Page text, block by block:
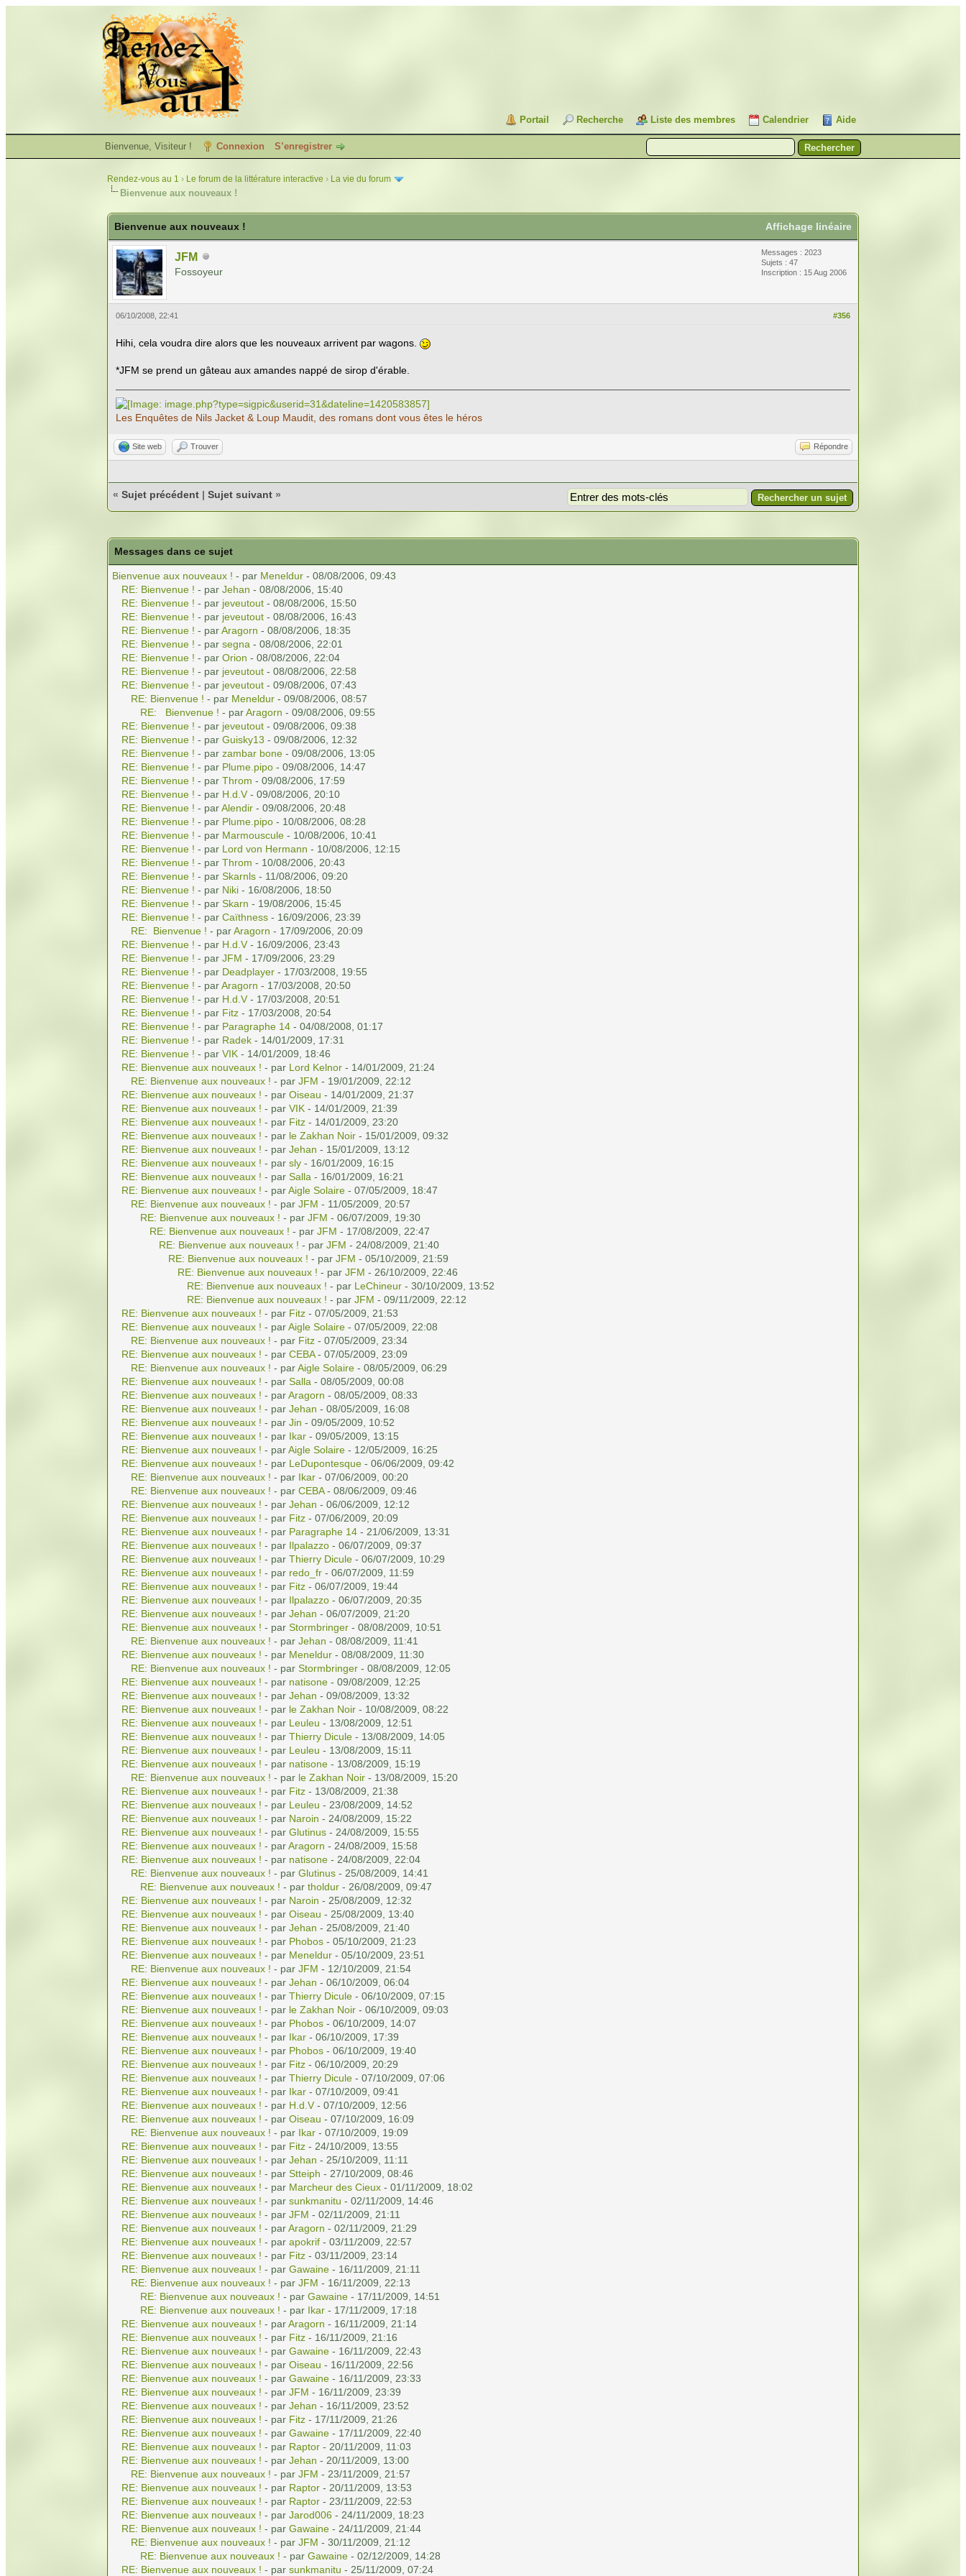
Portail Recherche Liste des membres Calendrier Aide
Bienvenue, Visiteur ! Connexion S’enregistrer
Rendez-vous au 1 › Le forum de la littérature interactive › La vie du forum
Bienvenue aux nouveaux !
Affichage linéaire
Bienvenue aux nouveaux !
JFM
Fossoyeur
Messages : 2023
Sujets : 47
Inscription : 15 Aug 2006
#356
06/10/2008, 22:41
Hihi, cela voudra dire alors que les nouveaux arrivent par wagons.
*JFM se prend un gâteau aux amandes nappé de sirop d'érable.
Les Enquêtes de Nils Jacket & Loup Maudit, des romans dont vous êtes le héros
Site web Trouver Répondre
« Sujet précédent| Sujet suivant»
Messages dans ce sujet
Bienvenue aux nouveaux ! - par Meneldur- 08/08/2006, 09:43
RE: Bienvenue ! - par Jehan - 08/08/2006, 15:40
RE: Bienvenue ! - par jeveutout- 08/08/2006, 15:50
RE: Bienvenue ! - par jeveutout- 08/08/2006, 16:43
RE: Bienvenue ! - parAragorn - 08/08/2006, 18:35
RE: Bienvenue ! - par segna - 08/08/2006, 22:01
RE: Bienvenue ! - par Orion - 08/08/2006, 22:04
RE: Bienvenue ! - par jeveutout- 08/08/2006, 22:58
RE: Bienvenue ! - par jeveutout- 09/08/2006, 07:43
RE: Bienvenue ! - par Meneldur- 09/08/2006, 08:57
RE: Bienvenue ! - parAragorn - 09/08/2006, 09:55
RE: Bienvenue ! - par jeveutout- 09/08/2006, 09:38
RE: Bienvenue ! - par Guisky13 - 09/08/2006, 12:32
RE: Bienvenue ! - par zambar bone- 09/08/2006, 13:05
RE: Bienvenue ! - par Plume.pipo- 09/08/2006, 14:47
RE: Bienvenue ! - par Throm - 09/08/2006, 17:59
RE: Bienvenue ! - par H.d.V- 09/08/2006, 20:10
RE: Bienvenue ! - parAlendir- 09/08/2006, 20:48
RE: Bienvenue ! - par Plume.pipo- 10/08/2006, 08:28
RE: Bienvenue ! - par Marmouscule- 10/08/2006, 10:41
RE: Bienvenue ! - par Lord von Hermann - 10/08/2006, 12:15
RE: Bienvenue ! - par Throm - 10/08/2006, 20:43
RE: Bienvenue ! - par Skarnls- 11/08/2006, 09:20
RE: Bienvenue ! - par Niki- 16/08/2006, 18:50
RE: Bienvenue ! - par Skarn - 19/08/2006, 15:45
RE: Bienvenue ! - par Caïthness- 16/09/2006, 23:39
RE: Bienvenue ! - parAragorn - 17/09/2006, 20:09
RE: Bienvenue ! - par H.d.V- 16/09/2006, 23:43
RE: Bienvenue ! - par JFM - 17/09/2006, 23:29
RE: Bienvenue ! - par Deadplayer- 17/03/2008, 19:55
RE: Bienvenue ! - parAragorn - 17/03/2008, 20:50
RE: Bienvenue ! - par H.d.V- 17/03/2008, 20:51
RE: Bienvenue ! - par Fitz- 17/03/2008, 20:54
RE: Bienvenue ! - par Paragraphe 14- 04/08/2008, 01:17
RE: Bienvenue ! - par Radek- 14/01/2009, 17:31
RE: Bienvenue ! - par VIK- 14/01/2009, 18:46
RE: Bienvenue aux nouveaux ! - par Lord Kelnor- 14/01/2009, 21:24
RE: Bienvenue aux nouveaux ! - par JFM - 19/01/2009, 22:12
RE: Bienvenue aux nouveaux ! - par Oiseau - 14/01/2009, 21:37
RE: Bienvenue aux nouveaux ! - par VIK- 14/01/2009, 21:39
RE: Bienvenue aux nouveaux ! - par Fitz- 14/01/2009, 23:20
RE: Bienvenue aux nouveaux ! - par le Zakhan Noir- 15/01/2009, 09:32
RE: Bienvenue aux nouveaux ! - par Jehan - 15/01/2009, 13:12
RE: Bienvenue aux nouveaux ! - par sly- 16/01/2009, 16:15
RE: Bienvenue aux nouveaux ! - par Salla - 16/01/2009, 16:21
RE: Bienvenue aux nouveaux ! - parAigle Solaire- 07/05/2009, 18:47
RE: Bienvenue aux nouveaux ! - par JFM - 11/05/2009, 20:57
RE: Bienvenue aux nouveaux ! - par JFM - 06/07/2009, 19:30
RE: Bienvenue aux nouveaux ! - par JFM - 17/08/2009, 22:47
RE: Bienvenue aux nouveaux ! - par JFM - 24/08/2009, 21:40
RE: Bienvenue aux nouveaux ! - par JFM - 05/10/2009, 21:59
RE: Bienvenue aux nouveaux ! - par JFM - 26/10/2009, 22:46
RE: Bienvenue aux nouveaux ! - par LeChineur- 30/10/2009, 13:52
RE: Bienvenue aux nouveaux ! - par JFM - 09/11/2009, 22:12
RE: Bienvenue aux nouveaux ! - par Fitz- 07/05/2009, 21:53
RE: Bienvenue aux nouveaux ! - parAigle Solaire- 07/05/2009, 22:08
RE: Bienvenue aux nouveaux ! - par Fitz- 07/05/2009, 23:34
RE: Bienvenue aux nouveaux ! - par CEBA- 07/05/2009, 23:09
RE: Bienvenue aux nouveaux ! - parAigle Solaire- 08/05/2009, 06:29
RE: Bienvenue aux nouveaux ! - par Salla - 08/05/2009, 00:08
RE: Bienvenue aux nouveaux ! - parAragorn - 08/05/2009, 08:33
RE: Bienvenue aux nouveaux ! - par Jehan - 08/05/2009, 16:08
RE: Bienvenue aux nouveaux ! - par Jin - 09/05/2009, 10:52
RE: Bienvenue aux nouveaux ! - par Ikar- 09/05/2009, 13:15
RE: Bienvenue aux nouveaux ! - parAigle Solaire- 12/05/2009, 16:25
RE: Bienvenue aux nouveaux ! - par LeDupontesque- 06/06/2009, 09:42
RE: Bienvenue aux nouveaux ! - par Ikar- 07/06/2009, 00:20
RE: Bienvenue aux nouveaux ! - par CEBA- 08/06/2009, 09:46
RE: Bienvenue aux nouveaux ! - par Jehan - 06/06/2009, 12:12
RE: Bienvenue aux nouveaux ! - par Fitz- 07/06/2009, 20:09
RE: Bienvenue aux nouveaux ! - par Paragraphe 14- 21/06/2009, 13:31
RE: Bienvenue aux nouveaux ! - par Ilpalazzo- 06/07/2009, 09:37
RE: Bienvenue aux nouveaux ! - par Thierry Dicule- 06/07/2009, 10:29
RE: Bienvenue aux nouveaux ! - par redo_fr- 06/07/2009, 11:59
RE: Bienvenue aux nouveaux ! - par Fitz- 06/07/2009, 19:44
RE: Bienvenue aux nouveaux ! - par Ilpalazzo- 06/07/2009, 20:35
RE: Bienvenue aux nouveaux ! - par Jehan - 06/07/2009, 21:20
RE: Bienvenue aux nouveaux ! - par Stormbringer- 08/08/2009, 10:51
RE: Bienvenue aux nouveaux ! - par Jehan - 08/08/2009, 11:41
RE: Bienvenue aux nouveaux ! - par Meneldur- 08/08/2009, 11:30
RE: Bienvenue aux nouveaux ! - par Stormbringer- 08/08/2009, 12:05
RE: Bienvenue aux nouveaux ! - par natisone- 09/08/2009, 12:25
RE: Bienvenue aux nouveaux ! - par Jehan - 09/08/2009, 13:32
RE: Bienvenue aux nouveaux ! - par le Zakhan Noir- 10/08/2009, 08:22
RE: Bienvenue aux nouveaux ! - par Leuleu - 13/08/2009, 12:51
RE: Bienvenue aux nouveaux ! - par Thierry Dicule- 13/08/2009, 14:05
RE: Bienvenue aux nouveaux ! - par Leuleu - 13/08/2009, 15:11
RE: Bienvenue aux nouveaux ! - par natisone- 13/08/2009, 15:19
RE: Bienvenue aux nouveaux ! - par le Zakhan Noir- 13/08/2009, 15:20
RE: Bienvenue aux nouveaux ! - par Fitz- 13/08/2009, 21:38
RE: Bienvenue aux nouveaux ! - par Leuleu - 23/08/2009, 14:52
RE: Bienvenue aux nouveaux ! - par Naroin - 24/08/2009, 15:22
RE: Bienvenue aux nouveaux ! - par Glutinus- 24/08/2009, 15:55
RE: Bienvenue aux nouveaux ! - parAragorn - 24/08/2009, 15:58
RE: Bienvenue aux nouveaux ! - par natisone- 24/08/2009, 22:04
RE: Bienvenue aux nouveaux ! - par Glutinus- 25/08/2009, 14:41
RE: Bienvenue aux nouveaux ! - par tholdur- 26/08/2009, 09:47
RE: Bienvenue aux nouveaux ! - par Naroin - 25/08/2009, 12:32
RE: Bienvenue aux nouveaux ! - par Oiseau - 25/08/2009, 13:40
RE: Bienvenue aux nouveaux ! - par Jehan - 25/08/2009, 21:40
RE: Bienvenue aux nouveaux ! - par Phobos- 05/10/2009, 21:23
RE: Bienvenue aux nouveaux ! - par Meneldur- 05/10/2009, 23:51
RE: Bienvenue aux nouveaux ! - par JFM - 12/10/2009, 21:54
RE: Bienvenue aux nouveaux ! - par Jehan - 06/10/2009, 06:04
RE: Bienvenue aux nouveaux ! - par Thierry Dicule- 06/10/2009, 07:15
RE: Bienvenue aux nouveaux ! - par le Zakhan Noir- 06/10/2009, 09:03
RE: Bienvenue aux nouveaux ! - par Phobos- 06/10/2009, 14:07
RE: Bienvenue aux nouveaux ! - par Ikar- 06/10/2009, 17:39
RE: Bienvenue aux nouveaux ! - par Phobos- 06/10/2009, 19:40
RE: Bienvenue aux nouveaux ! - par Fitz- 06/10/2009, 20:29
RE: Bienvenue aux nouveaux ! - par Thierry Dicule- 07/10/2009, 07:06
RE: Bienvenue aux nouveaux ! - par Ikar- 07/10/2009, 09:41
RE: Bienvenue aux nouveaux ! - par H.d.V- 07/10/2009, 12:56
RE: Bienvenue aux nouveaux ! - par Oiseau - 07/10/2009, 16:09
RE: Bienvenue aux nouveaux ! - par Ikar- 07/10/2009, 19:09
RE: Bienvenue aux nouveaux ! - par Fitz- 24/10/2009, 13:55
RE: Bienvenue aux nouveaux ! - par Jehan - 25/10/2009, 11:11
RE: Bienvenue aux nouveaux ! - par Stteiph - 27/10/2009, 08:46
RE: Bienvenue aux nouveaux ! - par Marcheur des Cieux- 01/11/2009, 18:02
RE: Bienvenue aux nouveaux ! - par sunkmanitu - 02/11/2009, 14:46
RE: Bienvenue aux nouveaux ! - par JFM - 02/11/2009, 21:11
RE: Bienvenue aux nouveaux ! - parAragorn - 02/11/2009, 21:29
RE: Bienvenue aux nouveaux ! - par apokrif- 03/11/2009, 22:57
RE: Bienvenue aux nouveaux ! - par Fitz- 03/11/2009, 23:14
RE: Bienvenue aux nouveaux ! - par Gawaine- 16/11/2009, 21:11
RE: Bienvenue aux nouveaux ! - par JFM - 16/11/2009, 22:13
RE: Bienvenue aux nouveaux ! - par Gawaine- 17/11/2009, 14:51
RE: Bienvenue aux nouveaux ! - par Ikar- 17/11/2009, 17:18
RE: Bienvenue aux nouveaux ! - parAragorn - 16/11/2009, 21:14
RE: Bienvenue aux nouveaux ! - par Fitz- 16/11/2009, 21:16
RE: Bienvenue aux nouveaux ! - par Gawaine- 16/11/2009, 22:43
RE: Bienvenue aux nouveaux ! - par Oiseau - 16/11/2009, 22:56
RE: Bienvenue aux nouveaux ! - par Gawaine- 16/11/2009, 23:33
RE: Bienvenue aux nouveaux ! - par JFM - 16/11/2009, 23:39
RE: Bienvenue aux nouveaux ! - par Jehan - 16/11/2009, 23:52
RE: Bienvenue aux nouveaux ! - par Fitz- 17/11/2009, 21:26
RE: Bienvenue aux nouveaux ! - par Gawaine- 17/11/2009, 22:40
RE: Bienvenue aux nouveaux ! - par Raptor- 20/11/2009, 11:03
RE: Bienvenue aux nouveaux ! - par Jehan - 20/11/2009, 13:00
RE: Bienvenue aux nouveaux ! - par JFM - 23/11/2009, 21:57
RE: Bienvenue aux nouveaux ! - par Raptor- 20/11/2009, 13:53
RE: Bienvenue aux nouveaux ! - par Raptor- 23/11/2009, 22:53
RE: Bienvenue aux nouveaux ! - par Jarod006 - 24/11/2009, 18:23
RE: Bienvenue aux nouveaux ! - par Gawaine- 24/11/2009, 21:44
RE: Bienvenue aux nouveaux ! - par JFM - 30/11/2009, 21:12
RE: Bienvenue aux nouveaux ! - par Gawaine- 02/12/2009, 14:28
RE: Bienvenue aux nouveaux ! - par sunkmanitu - 25/11/2009, 07:24